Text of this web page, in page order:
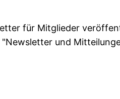
für Mitglieder
und